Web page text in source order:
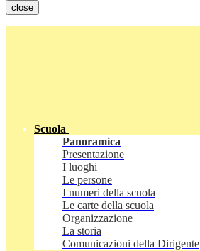
close
Scuola
Panoramica
Presentazione
I luoghi
Le persone
I numeri della scuola
Le carte della scuola
Organizzazione
La storia
Comunicazioni della Dirigente